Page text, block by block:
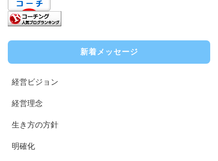
新着メッセージ
経営ビジョン
経営理念
生き方の方針
明確化